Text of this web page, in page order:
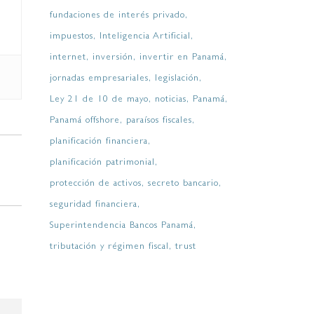
fundaciones de interés privado
impuestos Inteligencia Artificial
internet inversión invertir en Panamá
jornadas empresariales legislación
Ley 21 de 10 de mayo noticias Panamá
Panamá offshore paraísos fiscales
planificación financiera
planificación patrimonial
protección de activos secreto bancario
seguridad financiera
Superintendencia Bancos Panamá
tributación y régimen fiscal trust